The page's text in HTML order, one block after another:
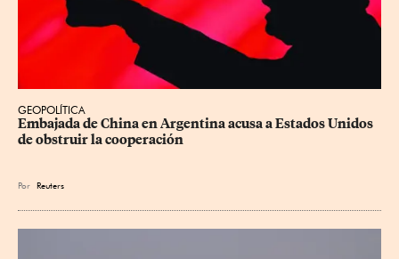
GEOPOLÍTICA
Embajada de China en Argentina acusa a Estados Unidos
de obstruir la cooperación
Por Reuters